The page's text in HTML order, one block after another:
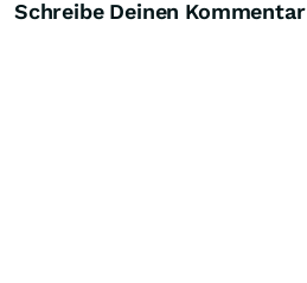
Schreibe Deinen Kommentar